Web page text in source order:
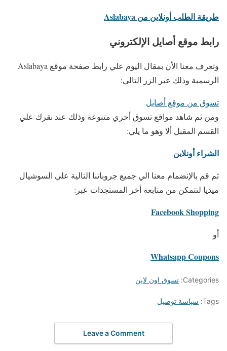
طريقة الطلب أونلاين من Aslabaya
رابط موقع أصايل الإلكتروني
وتعرف معنا الأن بمقال اليوم علي رابط صفحة موقع Aslabaya
الرسمية وذلك عبر الزر التالي:
تسوق من موقع أصايل
ومن ثم شاهد مواقع تسوق أخري متنوعة وذلك عند نقرك علي
القسم المقبل ألا وهو ما يلي:
الشراء أونلاين
ثم قم بالإنضمام معنا الي جميع جروباتنا التالية علي السوشيال
ميديا لتتمكن من متابعة أخر المستجدات عبر:
Facebook Shopping
أو
Whatsapp Coupons
Categories: تسوق اون لاين
Tags: سياسة توصيل
Leave a Comment